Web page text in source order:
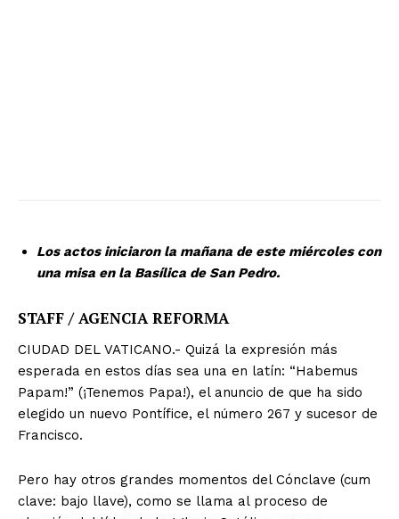
Los actos iniciaron la mañana de este miércoles con
una misa en la Basílica de San Pedro.
STAFF / AGENCIA REFORMA
CIUDAD DEL VATICANO.- Quizá la expresión más
esperada en estos días sea una en latín: “Habemus
Papam!” (¡Tenemos Papa!), el anuncio de que ha sido
elegido un nuevo Pontífice, el número 267 y sucesor de
Francisco.
Pero hay otros grandes momentos del Cónclave (cum
clave: bajo llave), como se llama al proceso de